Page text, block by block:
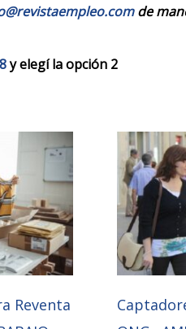
de
y elegí la opción 2
Reventa